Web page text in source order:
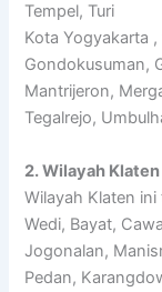
Tempel, Turi
Kota Yogyakarta
Gondokusuman,
Mantrijeron,
Tegalrejo,
2. Wilayah Klaten
Wilayah Klaten
Wedi, Bayat,
Jogonalan,
Pedan,